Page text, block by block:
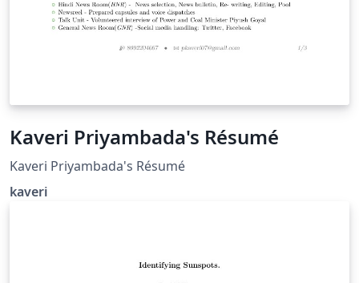
Kaveri Priyambada's Résumé
Kaveri Priyambada's Résumé
kaveri